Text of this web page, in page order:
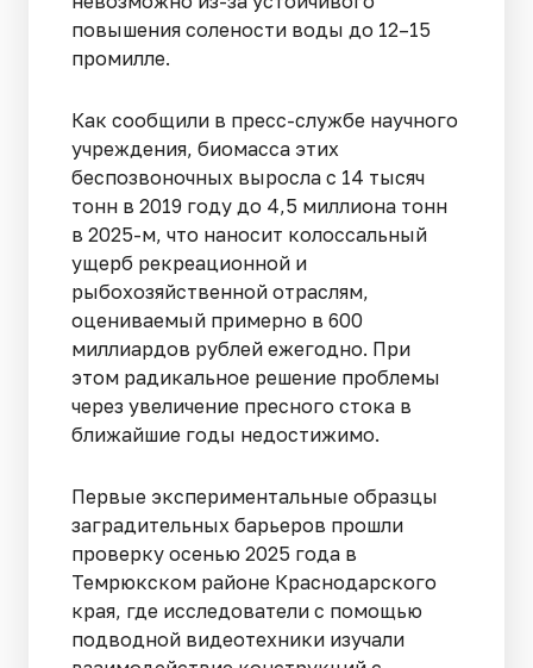
повышения солености воды до 12–15
промилле.
Как сообщили в пресс-службе научного
учреждения, биомасса этих
беспозвоночных выросла с 14 тысяч
тонн в 2019 году до 4,5 миллиона тонн
в 2025-м, что наносит колоссальный
ущерб рекреационной и
рыбохозяйственной отраслям,
оцениваемый примерно в 600
миллиардов рублей ежегодно. При
этом радикальное решение проблемы
через увеличение пресного стока в
ближайшие годы недостижимо.
Первые экспериментальные образцы
заградительных барьеров прошли
проверку осенью 2025 года в
Темрюкском районе Краснодарского
края, где исследователи с помощью
подводной видеотехники изучали